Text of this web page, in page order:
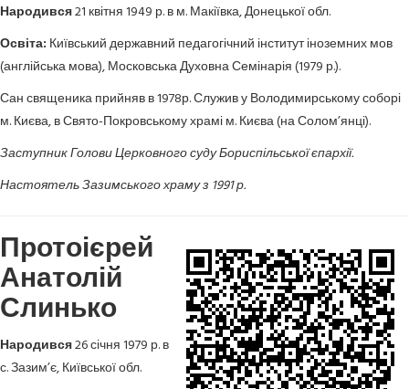
Народився21 квітня 1949 р. в м. Макіївка, Донецької обл.
Освіта: Київський державний педагогічний інститут іноземних мов
(англійська мова), Московська Духовна Семінарія (1979 р.).
Сан священика прийняв в 1978р. Служив у Володимирському соборі
м. Києва, в Свято-Покровському храмі м. Києва (на Солом’янці).
Заступник Голови Церковного суду Бориспільської єпархії.
Настоятель Зазимського храму з 1991 р.
Протоієрей
Анатолій
Слинько
Народився26 січня 1979 р. в
с. Зазим’є, Київської обл.